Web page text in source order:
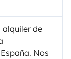
alquiler de
Nos